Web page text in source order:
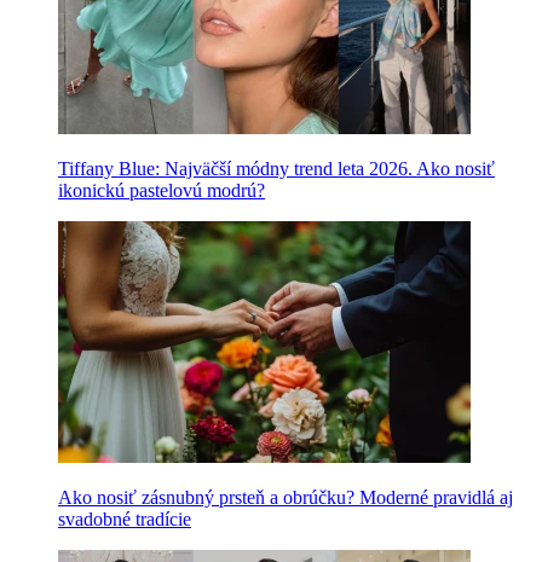
Tiffany Blue: Najväčší módny trend leta 2026. Ako nosiť
ikonickú pastelovú modrú?
Ako nosiť zásnubný prsteň a obrúčku? Moderné pravidlá aj
svadobné tradície